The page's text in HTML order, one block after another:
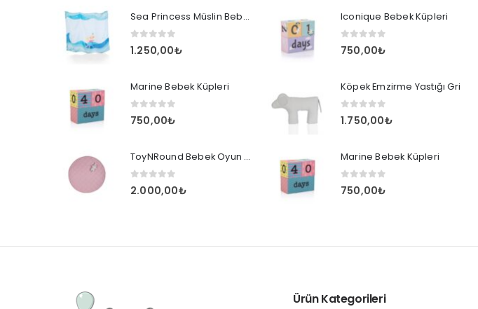
Sea Princess Müslin Bebek Anı Örtüsü
0 out of 5
1.250,00₺
Marine Bebek Küpleri
0out of 5
750,00₺
ToyNRound Bebek Oyun Halısı Pembe
0 out of 5
2.000,00₺
Iconique Bebek Küpleri
0out of 5
750,00₺
Köpek Emzirme Yastığı Gri
0 out of 5
1.750,00₺
Marine Bebek Küpleri
0out of 5
750,00₺
Ürün Kategorileri